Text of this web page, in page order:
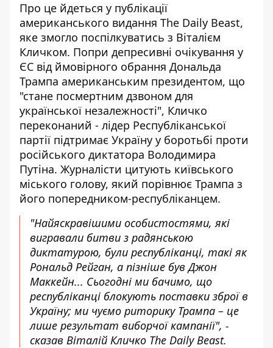
Про це йдеться у публікації
американського видання The Daily Beast,
яке змогло поспілкуватись з Віталієм
Кличком. Попри депресивні очікування у
ЄС від ймовірного обрання Дональда
Трампа американським президентом, що
"стане посмертним дзвоном для
української незалежності", Кличко
переконаний - лідер Республіканської
партії підтримає Україну у боротьбі проти
російського диктатора Володимира
Путіна. Журналісти цитують київського
міського голову, який порівнює Трампа з
його попередником-республіканцем.
"Найяскравішими особистостями, які
вигравали битви з радянською
диктатурою, були республіканці, такі як
Рональд Рейган, а пізніше був Джон
Маккейн... Сьогодні ми бачимо, що
республіканці блокують поставки зброї в
Україну; ми чуємо риторику Трампа – це
лише результат виборчої кампанії", -
сказав Віталій Кличко The Daily Beast.